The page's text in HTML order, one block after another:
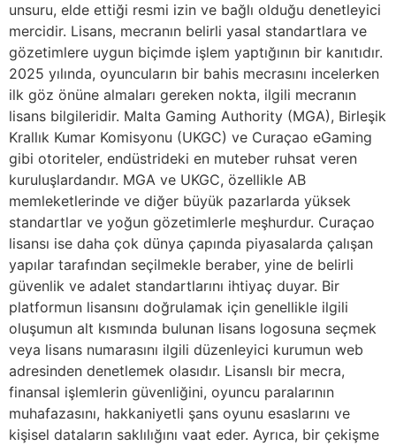
unsuru, elde ettiği resmi izin ve bağlı olduğu denetleyici
mercidir. Lisans, mecranın belirli yasal standartlara ve
gözetimlere uygun biçimde işlem yaptığının bir kanıtıdır.
2025 yılında, oyuncuların bir bahis mecrasını incelerken
ilk göz önüne almaları gereken nokta, ilgili mecranın
lisans bilgileridir. Malta Gaming Authority (MGA), Birleşik
Krallık Kumar Komisyonu (UKGC) ve Curaçao eGaming
gibi otoriteler, endüstrideki en muteber ruhsat veren
kuruluşlardandır. MGA ve UKGC, özellikle AB
memleketlerinde ve diğer büyük pazarlarda yüksek
standartlar ve yoğun gözetimlerle meşhurdur. Curaçao
lisansı ise daha çok dünya çapında piyasalarda çalışan
yapılar tarafından seçilmekle beraber, yine de belirli
güvenlik ve adalet standartlarını ihtiyaç duyar. Bir
platformun lisansını doğrulamak için genellikle ilgili
oluşumun alt kısmında bulunan lisans logosuna seçmek
veya lisans numarasını ilgili düzenleyici kurumun web
adresinden denetlemek olasıdır. Lisanslı bir mecra,
finansal işlemlerin güvenliğini, oyuncu paralarının
muhafazasını, hakkaniyetli şans oyunu esaslarını ve
kişisel dataların saklılığını vaat eder. Ayrıca, bir çekişme